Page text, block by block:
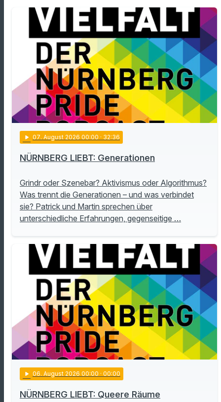
play_arrow 07. August 2026 00:00 · 32:36
NÜRNBERG LIEBT: Generationen
Grindr oder Szenebar? Aktivismus oder Algorithmus?
Was trennt die Generationen – und was verbindet
sie? Patrick und Martin sprechen über
unterschiedliche Erfahrungen, gegenseitige …
play_arrow 06. August 2026 00:00 · 00:00
NÜRNBERG LIEBT: Queere Räume